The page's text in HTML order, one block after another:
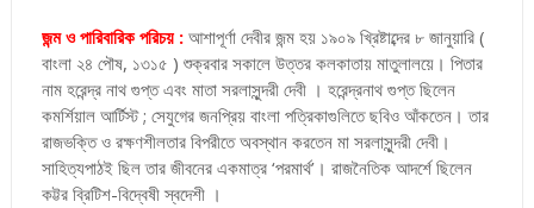
জন্ম ও পারিবারিক পরিচয় :আশাপূর্ণা দেবীর জন্ম হয় ১৯০৯ খ্রিষ্টাব্দের ৮ জানুয়ারি (
বাংলা ২৪ পৌষ, ১৩১৫ ) শুক্রবার সকালে উত্তর কলকাতায় মাতুলালয়ে। পিতার
নাম হরেন্দ্র নাথ গুপ্ত এবং মাতা সরলাসুন্দরী দেবী । হরেন্দ্রনাথ গুপ্ত ছিলেন
কমর্শিয়াল আর্টিস্ট ; সেযুগের জনপ্রিয় বাংলা পত্রিকাগুলিতে ছবিও আঁকতেন। তার
রাজভক্তি ও রক্ষণশীলতার বিপরীতে অবস্থান করতেন মা সরলাসুন্দরী দেবী।
সাহিত্যপাঠই ছিল তার জীবনের একমাত্র ‘পরমার্থ’। রাজনৈতিক আদর্শে ছিলেন
কট্টর ব্রিটিশ-বিদ্বেষী স্বদেশী ।